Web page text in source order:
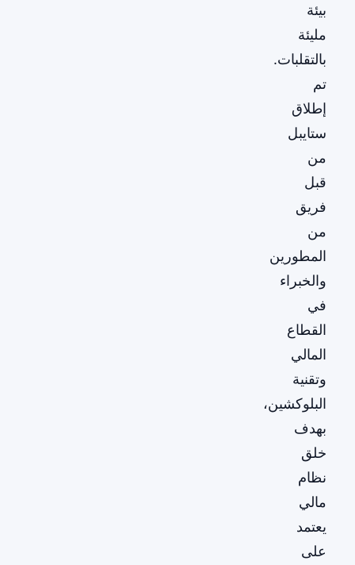
بيئة
مليئة
بالتقلبات.
تم
إطلاق
ستايبل
من
قبل
فريق
من
المطورين
والخبراء
في
القطاع
المالي
وتقنية
البلوكشين،
بهدف
خلق
نظام
مالي
يعتمد
على